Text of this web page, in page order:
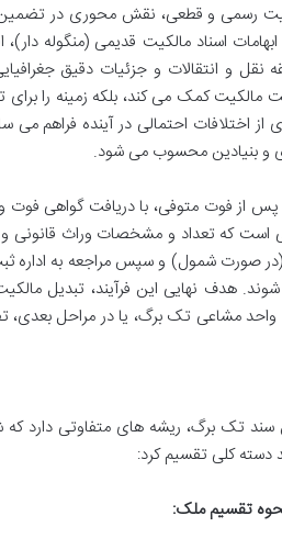
رسمی و قطعی، نقش محوری در
اسناد مالکیت قدیمی (منگوله
نقل و انتقالات و جزئیات دقیق
کمک می کند، بلکه زمینه را برای
اختلافات احتمالی در آینده فراهم می
و بنیادین محسوب می شود.
پس از فوت متوفی، با دریافت گواهی
است که تعداد و مشخصات وراث قانونی
صورت شمول) و سپس مراجعه به اداره
هدف نهایی این فرآیند، تبدیل
مشاعی تک برگ، یا در مراحل بعدی،
تک برگ، ریشه های متفاوتی دارد که
دسته کلی تقسیم کرد:
تقسیم ملک: